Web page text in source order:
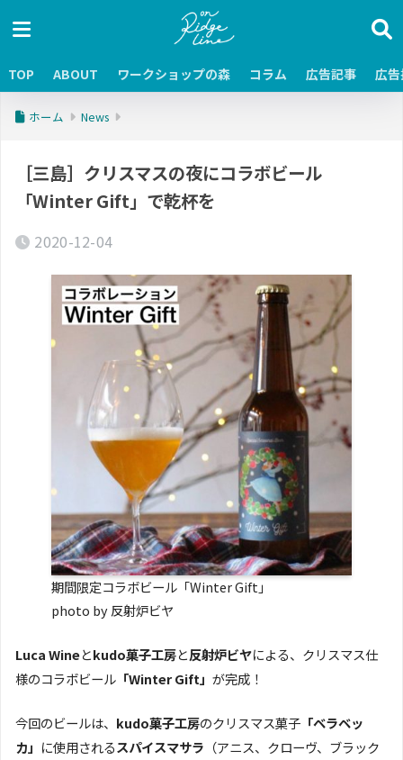
TOP ABOUT ワークショップの森 コラム 広告記事 広
ホーム News
［三島］クリスマスの夜にコラボビール
「Winter Gift」で乾杯を
2020-12-04
期間限定コラボビール「Winter Gift」
photo by 反射炉ビヤ
Luca Wineとkudo菓子工房と反射炉ビヤによる、クリスマス仕
様のコラボビール 「Winter Gift」 が完成！
今回のビールは、 kudo菓子工房のクリスマス菓子 「ベラベッ
カ」 に使用されるスパイスマサラ （アニス、クローヴ、ブラック